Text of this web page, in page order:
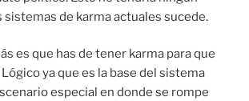
sistemas de karma actuales sucede.
es que has de tener karma para que
ya que es la base del sistema
especial en donde se rompe